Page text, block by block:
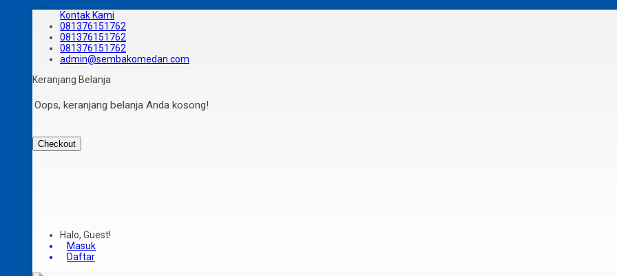
Kontak Kami
081376151762
081376151762
081376151762
admin@sembakomedan.com
Keranjang Belanja
Oops, keranjang belanja Anda kosong!
Checkout
Halo, Guest!
Masuk
Daftar